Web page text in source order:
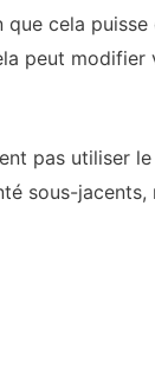
cela
peut
pas utiliser
sous-